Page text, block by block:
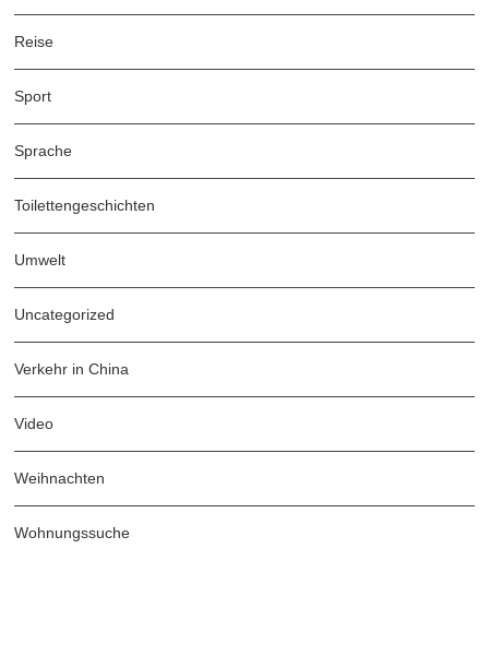
Reise
Sport
Sprache
Toilettengeschichten
Umwelt
Uncategorized
Verkehr in China
Video
Weihnachten
Wohnungssuche